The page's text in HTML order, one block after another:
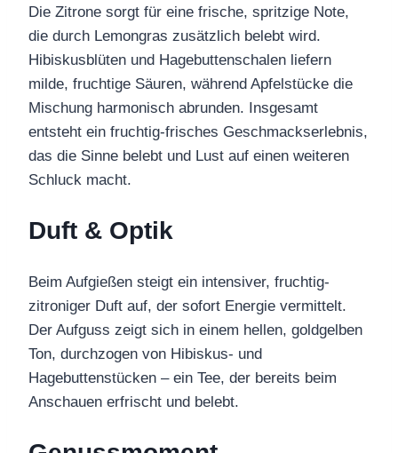
Die Zitrone sorgt für eine frische, spritzige Note,
die durch Lemongras zusätzlich belebt wird.
Hibiskusblüten und Hagebuttenschalen liefern
milde, fruchtige Säuren, während Apfelstücke die
Mischung harmonisch abrunden. Insgesamt
entsteht ein fruchtig-frisches Geschmackserlebnis,
das die Sinne belebt und Lust auf einen weiteren
Schluck macht.
Duft & Optik
Beim Aufgießen steigt ein intensiver, fruchtig-
zitroniger Duft auf, der sofort Energie vermittelt.
Der Aufguss zeigt sich in einem hellen, goldgelben
Ton, durchzogen von Hibiskus- und
Hagebuttenstücken – ein Tee, der bereits beim
Anschauen erfrischt und belebt.